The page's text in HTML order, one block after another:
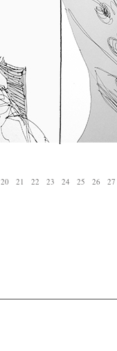
20 21 22 23 24 25 26 27